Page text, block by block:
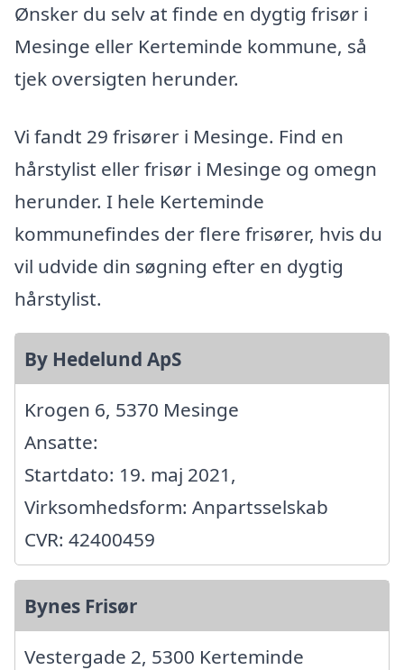
Ønsker du selv at finde en dygtig frisør i
Mesinge eller Kerteminde kommune, så
tjek oversigten herunder.
Vi fandt 29 frisører i Mesinge. Find en
hårstylist eller frisør i Mesinge og omegn
herunder. I hele Kerteminde
kommunefindes der flere frisører, hvis du
vil udvide din søgning efter en dygtig
hårstylist.
By Hedelund ApS
Krogen 6, 5370 Mesinge
Ansatte:
Startdato: 19. maj 2021,
Virksomhedsform: Anpartsselskab
CVR: 42400459
Bynes Frisør
Vestergade 2, 5300 Kerteminde